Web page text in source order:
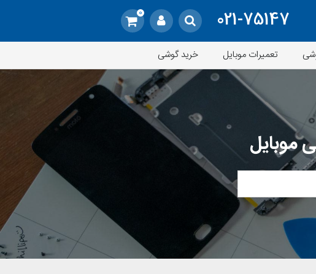
021-75147
0
تعمیرات موبایل خرید گوشی
موبایل